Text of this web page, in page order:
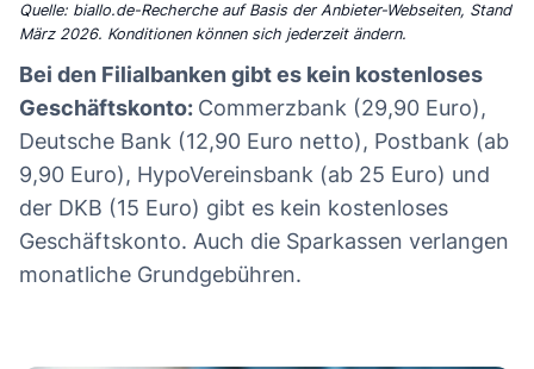
Quelle: biallo.de-Recherche auf Basis der Anbieter-Webseiten, Stand
März 2026. Konditionen können sich jederzeit ändern.
Bei den Filialbanken gibt es kein kostenloses
Geschäftskonto: Commerzbank (29,90 Euro),
Deutsche Bank (12,90 Euro netto), Postbank (ab
9,90 Euro), HypoVereinsbank (ab 25 Euro) und
der DKB (15 Euro) gibt es kein kostenloses
Geschäftskonto. Auch die Sparkassen verlangen
monatliche Grundgebühren.